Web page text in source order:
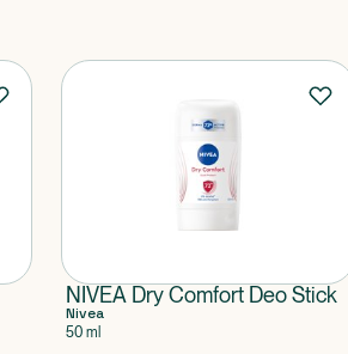
NIVEA Dry Comfort Deo Stick
Nivea
50 ml